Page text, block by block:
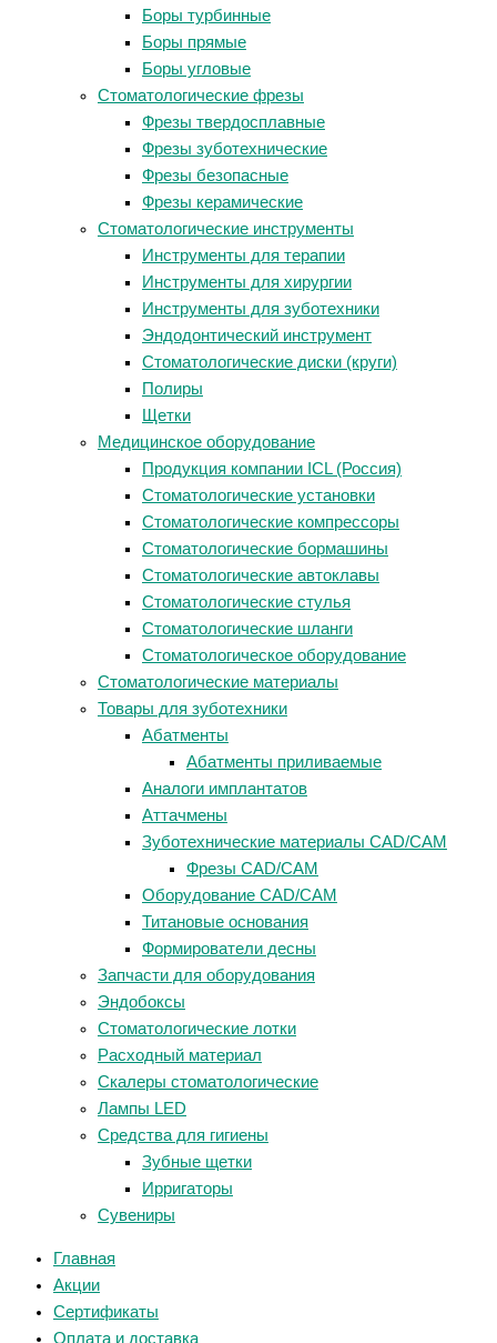
Боры турбинные
Боры прямые
Боры угловые
Стоматологические фрезы
Фрезы твердосплавные
Фрезы зуботехнические
Фрезы безопасные
Фрезы керамические
Стоматологические инструменты
Инструменты для терапии
Инструменты для хирургии
Инструменты для зуботехники
Эндодонтический инструмент
Стоматологические диски (круги)
Полиры
Щетки
Медицинское оборудование
Продукция компании ICL (Россия)
Стоматологические установки
Стоматологические компрессоры
Стоматологические бормашины
Стоматологические автоклавы
Стоматологические стулья
Стоматологические шланги
Стоматологическое оборудование
Стоматологические материалы
Товары для зуботехники
Абатменты
Абатменты приливаемые
Аналоги имплантатов
Аттачмены
Зуботехнические материалы CAD/CAM
Фрезы CAD/CAM
Оборудование CAD/CAM
Титановые основания
Формирователи десны
Запчасти для оборудования
Эндобоксы
Стоматологические лотки
Расходный материал
Скалеры стоматологические
Лампы LED
Средства для гигиены
Зубные щетки
Ирригаторы
Сувениры
Главная
Акции
Сертификаты
Оплата и доставка